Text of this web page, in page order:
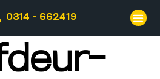
0314 - 662419